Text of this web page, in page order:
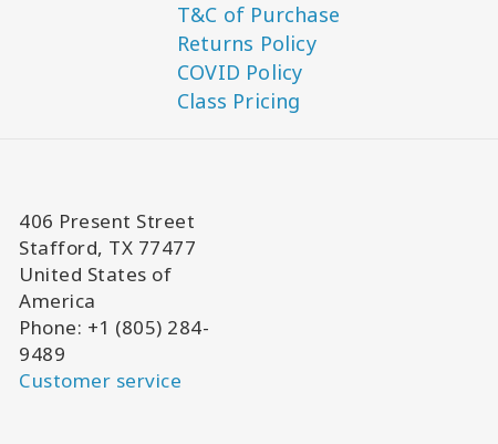
T&C of Purchase
Returns Policy
COVID Policy
Class Pricing
406 Present Street
Stafford, TX 77477
United States of
America
Phone: +1 (805) 284-
9489
Customer service